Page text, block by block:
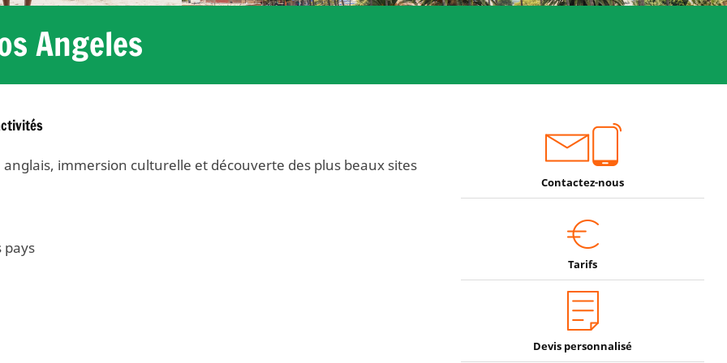
Angeles
immersion culturelle et découverte des plus beaux sites
pays
Contactez-nous
Tarifs
Devis personnalisé